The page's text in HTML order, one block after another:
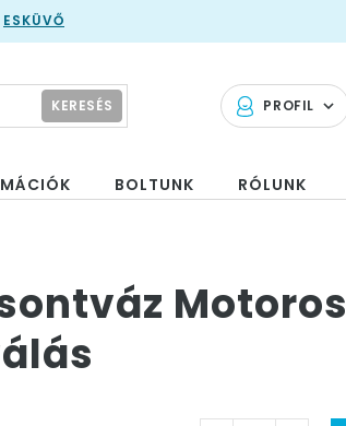
ESKÜVŐ
PROFIL
KERESÉS
BOLTUNK RÓLUNK
Motoros